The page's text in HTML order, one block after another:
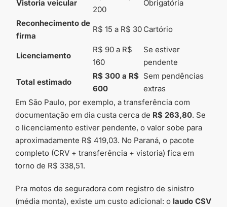
Vistoria veicular
200
Obrigatória
Reconhecimento de
firma
R$ 15 a R$ 30 Cartório
Licenciamento
R$ 90 a R$
160
Se estiver
pendente
Total estimado
R$ 300 a R$
600
Sem pendências
extras
Em São Paulo, por exemplo, a transferência com
documentação em dia custa cerca de R$ 263,80. Se
o licenciamento estiver pendente, o valor sobe para
aproximadamente R$ 419,03. No Paraná, o pacote
completo (CRV + transferência + vistoria) fica em
torno de R$ 338,51.
Pra motos de seguradora com registro de sinistro
(média monta), existe um custo adicional: o laudo CSV